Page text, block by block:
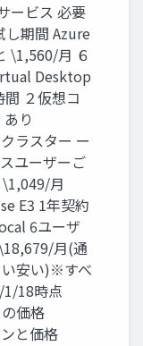
ービス 必要
し期間 Azure
\1,560/月 ６
Desktop
２仮想コ
り
ラスター ー
ユーザーご
\1,049/月
E3 1年契約
6ユーザ
月(通
い安い)※すべ
18時点
価格
と価格